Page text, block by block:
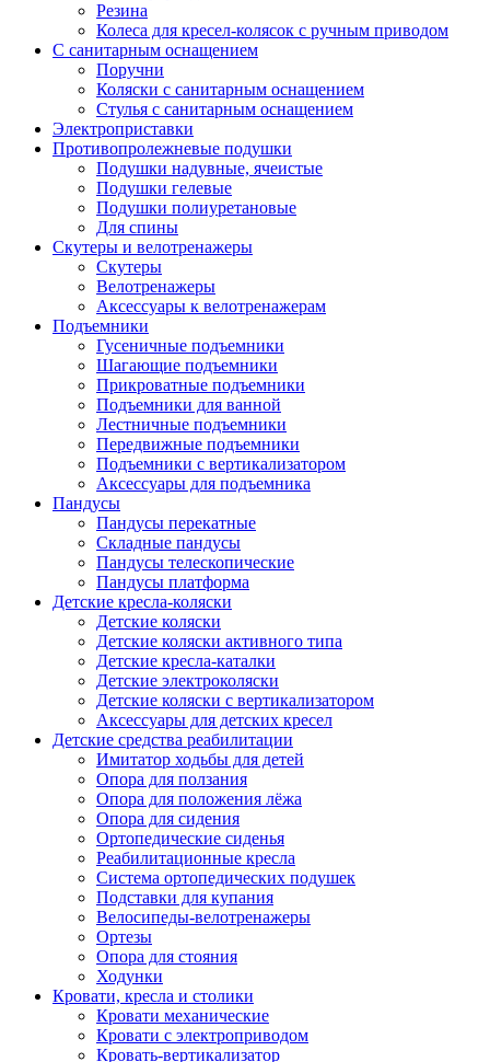
Резина
Колеса для кресел-колясок с ручным приводом
С санитарным оснащением
Поручни
Коляски с санитарным оснащением
Стулья с санитарным оснащением
Электроприставки
Противопролежневые подушки
Подушки надувные, ячеистые
Подушки гелевые
Подушки полиуретановые
Для спины
Скутеры и велотренажеры
Скутеры
Велотренажеры
Аксессуары к велотренажерам
Подъемники
Гусеничные подъемники
Шагающие подъемники
Прикроватные подъемники
Подъемники для ванной
Лестничные подъемники
Передвижные подъемники
Подъемники с вертикализатором
Аксессуары для подъемника
Пандусы
Пандусы перекатные
Складные пандусы
Пандусы телескопические
Пандусы платформа
Детские кресла-коляски
Детские коляски
Детские коляски активного типа
Детские кресла-каталки
Детские электроколяски
Детские коляски с вертикализатором
Аксессуары для детских кресел
Детские средства реабилитации
Имитатор ходьбы для детей
Опора для ползания
Опора для положения лёжа
Опора для сидения
Ортопедические сиденья
Реабилитационные кресла
Система ортопедических подушек
Подставки для купания
Велосипеды-велотренажеры
Ортезы
Опора для стояния
Ходунки
Кровати, кресла и столики
Кровати механические
Кровати с электроприводом
Кровать-вертикализатор